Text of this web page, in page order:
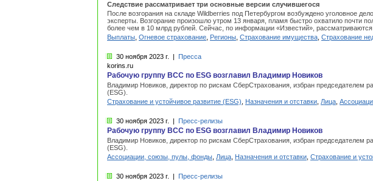
Следствие рассматривает три основные версии случившегося
После возгорания на складе Wildberries под Петербургом возбуждено уголовное
эксперты. Возгорание произошло утром 13 января, пламя быстро охватило почти
более чем в 10 млрд рублей. Сейчас, по информации «Известий»,
Выплаты Огневое страхование Регионы Страхование имущества Страхование
30 ноября 2023 г.
Пресса
korins.ru
Рабочую группу ВСС по ESG возглавил Владимир Новиков
Владимир Новиков, директор по рискам СберСтрахования, избран председателем
(ESG).
Страхование и устойчивое развитие (ESG)
Назначения и отставки Лица
30 ноября 2023 г. Пресс-релизы
Рабочую группу ВСС по ESG возглавил Владимир Новиков
Владимир Новиков, директор по рискам СберСтрахования, избран председателем
(ESG).
Ассоциации, союзы, пулы, фонды Лица Назначения и отставки Страхование и
30 ноября 2023 г. Пресс-релизы